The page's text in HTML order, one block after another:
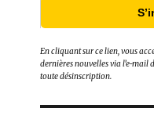
En cliquant sur ce lien, vous
dernières nouvelles via l’e-mail
toute désinscription.